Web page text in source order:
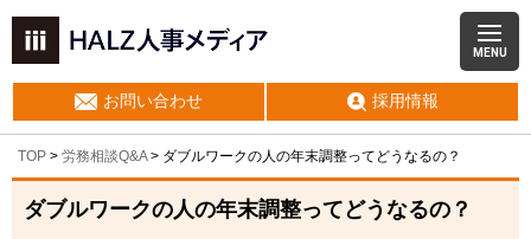
MENU
お問い合わせ 採用情報
TOP > 労務相談Q&A> ダブルワークの人の年末調整ってどうなるの？
ダブルワークの人の年末調整ってどうなるの？